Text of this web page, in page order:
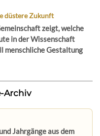
düstere Zukunft
zeigt, welche
in der Wissenschaft
menschliche Gestaltung
Archiv
Jahrgänge aus dem